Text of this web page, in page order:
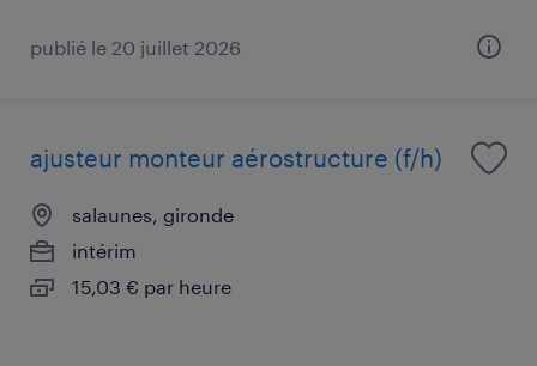
publié le 20 juillet 2026
ajusteur monteur aérostructure (f/h)
salaunes, gironde
intérim
15,03 € par heure